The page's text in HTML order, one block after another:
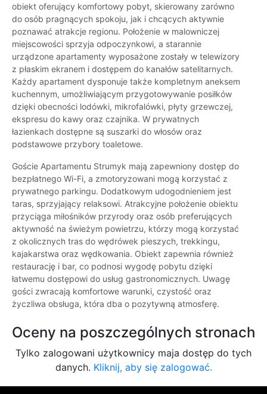
obiekt oferujący komfortowy pobyt, skierowany zarówno
do osób pragnących spokoju, jak i chcących aktywnie
poznawać atrakcje regionu. Położenie w malowniczej
miejscowości sprzyja odpoczynkowi, a starannie
urządzone apartamenty wyposażone zostały w telewizory
z płaskim ekranem i dostępem do kanałów satelitarnych.
Każdy apartament dysponuje także kompletnym aneksem
kuchennym, umożliwiającym przygotowywanie posiłków
dzięki obecności lodówki, mikrofalówki, płyty grzewczej,
ekspresu do kawy oraz czajnika. W prywatnych
łazienkach dostępne są suszarki do włosów oraz
podstawowe przybory toaletowe.
Goście Apartamentu Strumyk mają zapewniony dostęp do
bezpłatnego Wi-Fi, a zmotoryzowani mogą korzystać z
prywatnego parkingu. Dodatkowym udogodnieniem jest
taras, sprzyjający relaksowi. Atrakcyjne położenie obiektu
przyciąga miłośników przyrody oraz osób preferujących
aktywność na świeżym powietrzu, którzy mogą korzystać
z okolicznych tras do wędrówek pieszych, trekkingu,
kajakarstwa oraz wędkowania. Obiekt zapewnia również
restaurację i bar, co podnosi wygodę pobytu dzięki
łatwemu dostępowi do usług gastronomicznych. Uwagę
gości zwracają komfortowe warunki, czystość oraz
życzliwa obsługa, która dba o pozytywną atmosferę.
Oceny na poszczególnych stronach
Tylko zalogowani użytkownicy maja dostęp do tych
danych. Kliknij, aby się zalogować.